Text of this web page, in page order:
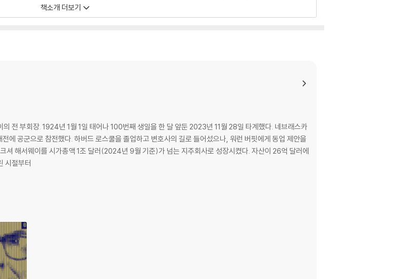
부의 법칙을 전달한다. 두 사람의 투자 조언과 경영에 관한 혜안, 삶의 지혜는 투자자와 기업가들에게 부와 성
Nebraska for the Berkshire Hathaway AGM, and quizzed Warren Buffett and Charlie Mu
going back to 1994. Alex Morris―an equities analyst and financial writer―watched h
then gathered, organized and edited the most interesting material into a comprehensive an
result.
to judge and compensate management, from understanding the nature of markets to
book with compelling insights on every page. In addition to collecting many famous quote
insights on all aspects of investing and business.
owners to partner with, Buffett and Munger’s book recommendations―and much more.
Lessons for Corporate America and Poor Charlie’s Almanack, Buffett and Munger Unscript
keys to long-term success in business and investing.
책소개 더보기
전 부회장. 1924년 1월 1일 태어나 100번째 생일을 한 달 앞둔 2023년 11월 28일 타계했다. 네브래스카
에 공군으로 참전했다. 하버드 로스쿨을 졸업하고 변호사의 길로 들어섰으나, 워런 버핏에게 동업 제안을
셔 해서웨이를 시가총액 1조 달러(2024년 9월 기준)가 넘는 지주회사로 성장시켰다. 자산이 26억 달러에
시절부터